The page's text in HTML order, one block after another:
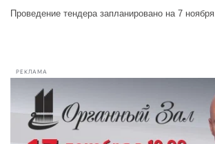
Проведение тендера запланировано на 7 ноября.
РЕКЛАМА